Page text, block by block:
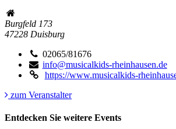
Burgfeld 173
47228 Duisburg
02065/81676
info@musicalkids-rheinhausen.de
https://www.musicalkids-
zum Veranstalter
Entdecken Sie weitere Events